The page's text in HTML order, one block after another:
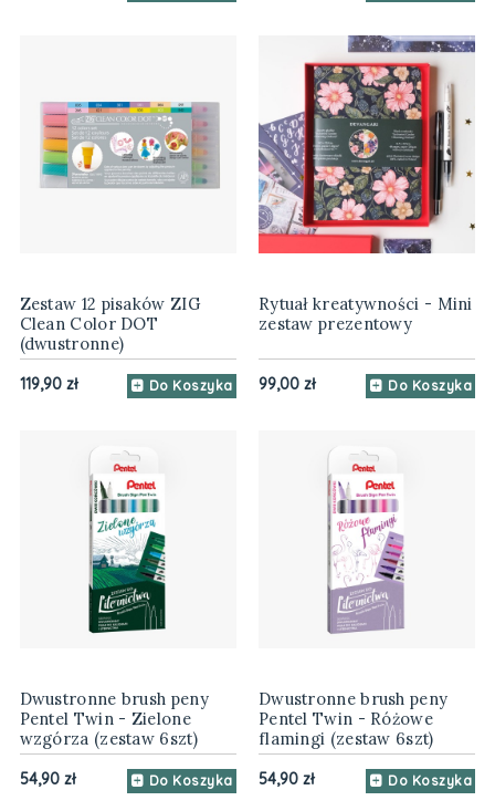
Zestaw 12 pisaków ZIG
Clean Color DOT
(dwustronne)
119,90 zł Do Koszyka
Rytuał kreatywności - Mini
zestaw prezentowy
99,00 zł Do Koszyka
Dwustronne brush peny
Pentel Twin - Zielone
wzgórza (zestaw 6szt)
54,90 zł Do Koszyka
Dwustronne brush peny
Pentel Twin - Różowe
flamingi (zestaw 6szt)
54,90 zł Do Koszyka